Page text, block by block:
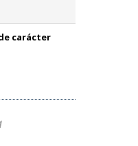
carácter